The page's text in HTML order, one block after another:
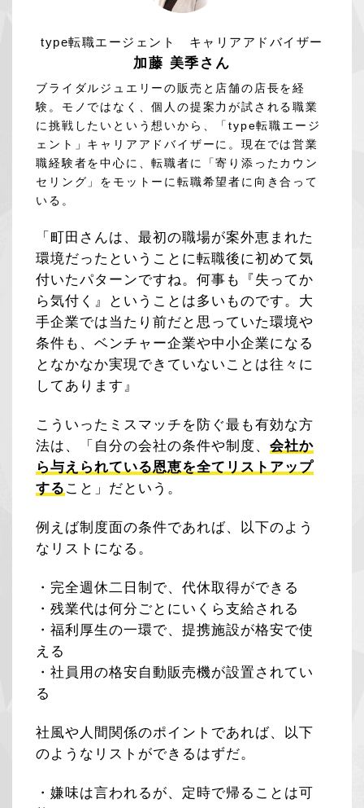
type転職エージェント キャリアアドバイザー
加藤 美季さん
ブライダルジュエリーの販売と店舗の店長を経
験。モノではなく、個人の提案力が試される職業
に挑戦したいという想いから、「type転職エージ
ェント」キャリアアドバイザーに。現在では営業
職経験者を中心に、転職者に「寄り添ったカウン
セリング」をモットーに転職希望者に向き合って
いる。
「町田さんは、最初の職場が案外恵まれた
環境だったということに転職後に初めて気
付いたパターンですね。何事も『失ってか
ら気付く』ということは多いものです。大
手企業では当たり前だと思っていた環境や
条件も、ベンチャー企業や中小企業になる
となかなか実現できていないことは往々に
してあります』
こういったミスマッチを防ぐ最も有効な方
法は、「自分の会社の条件や制度、会社か
ら与えられている恩恵を全てリストアップ
する こと」だという。
例えば制度面の条件であれば、以下のよう
なリストになる。
・完全週休二日制で、代休取得ができる
・残業代は何分ごとにいくら支給される
・福利厚生の一環で、提携施設が格安で使
える
・社員用の格安自動販売機が設置されてい
る
社風や人間関係のポイントであれば、以下
のようなリストができるはずだ。
・嫌味は言われるが、定時で帰ることは可